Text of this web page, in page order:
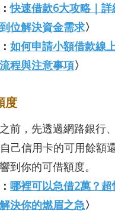
快速借款6大攻略｜
位解決資金需求〉
如何申請小額借款線
程與注意事項〉
度
前，先透過網路銀行
己信用卡的可用餘額
到你的可借額度。
哪裡可以急借2萬？
決你的燃眉之急〉